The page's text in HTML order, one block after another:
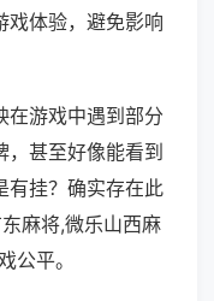
戏体验，避免影响
在游戏中遇到部分
甚至好像能看到
有挂？确实存在此
麻将,微乐山西麻
公平。